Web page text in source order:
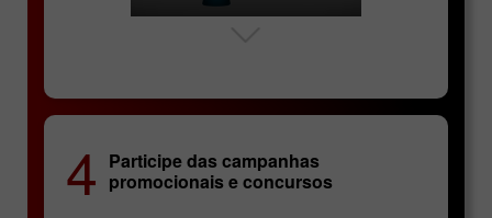
Análise técnica
4 Participe das campanhas
promocionais e concursos